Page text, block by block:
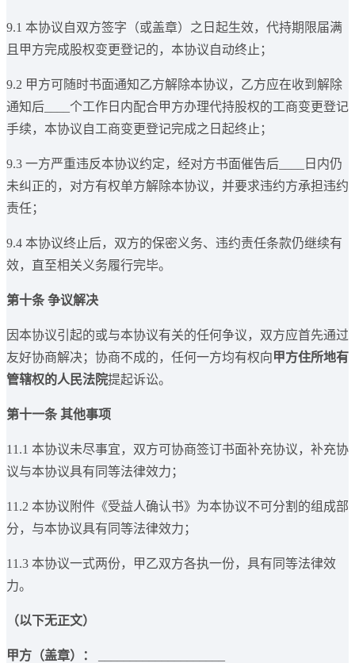
9.1 本协议自双方签字（或盖章）之日起生效，代持期限届满
且甲方完成股权变更登记的，本协议自动终止；
9.2 甲方可随时书面通知乙方解除本协议，乙方应在收到解除
通知后____个工作日内配合甲方办理代持股权的工商变更登记
手续，本协议自工商变更登记完成之日起终止；
9.3 一方严重违反本协议约定，经对方书面催告后____日内仍
未纠正的，对方有权单方解除本协议，并要求违约方承担违约
责任；
9.4 本协议终止后，双方的保密义务、违约责任条款仍继续有
效，直至相关义务履行完毕。
第十条 争议解决
因本协议引起的或与本协议有关的任何争议，双方应首先通过
友好协商解决；协商不成的，任何一方均有权向甲方住所地有
管辖权的人民法院提起诉讼。
第十一条 其他事项
11.1 本协议未尽事宜，双方可协商签订书面补充协议，补充协
议与本协议具有同等法律效力；
11.2 本协议附件《受益人确认书》为本协议不可分割的组成部
分，与本协议具有同等法律效力；
11.3 本协议一式两份，甲乙双方各执一份，具有同等法律效
力。
（以下无正文）
甲方（盖章）：